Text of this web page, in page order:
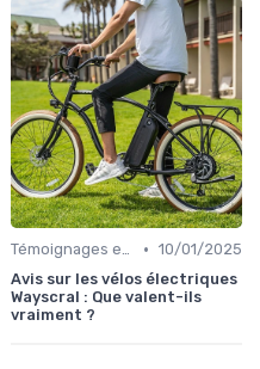
Témoignages et retours d'utilisateurs • 10/01/2025
Avis sur les vélos électriques
Wayscral : Que valent-ils
vraiment ?